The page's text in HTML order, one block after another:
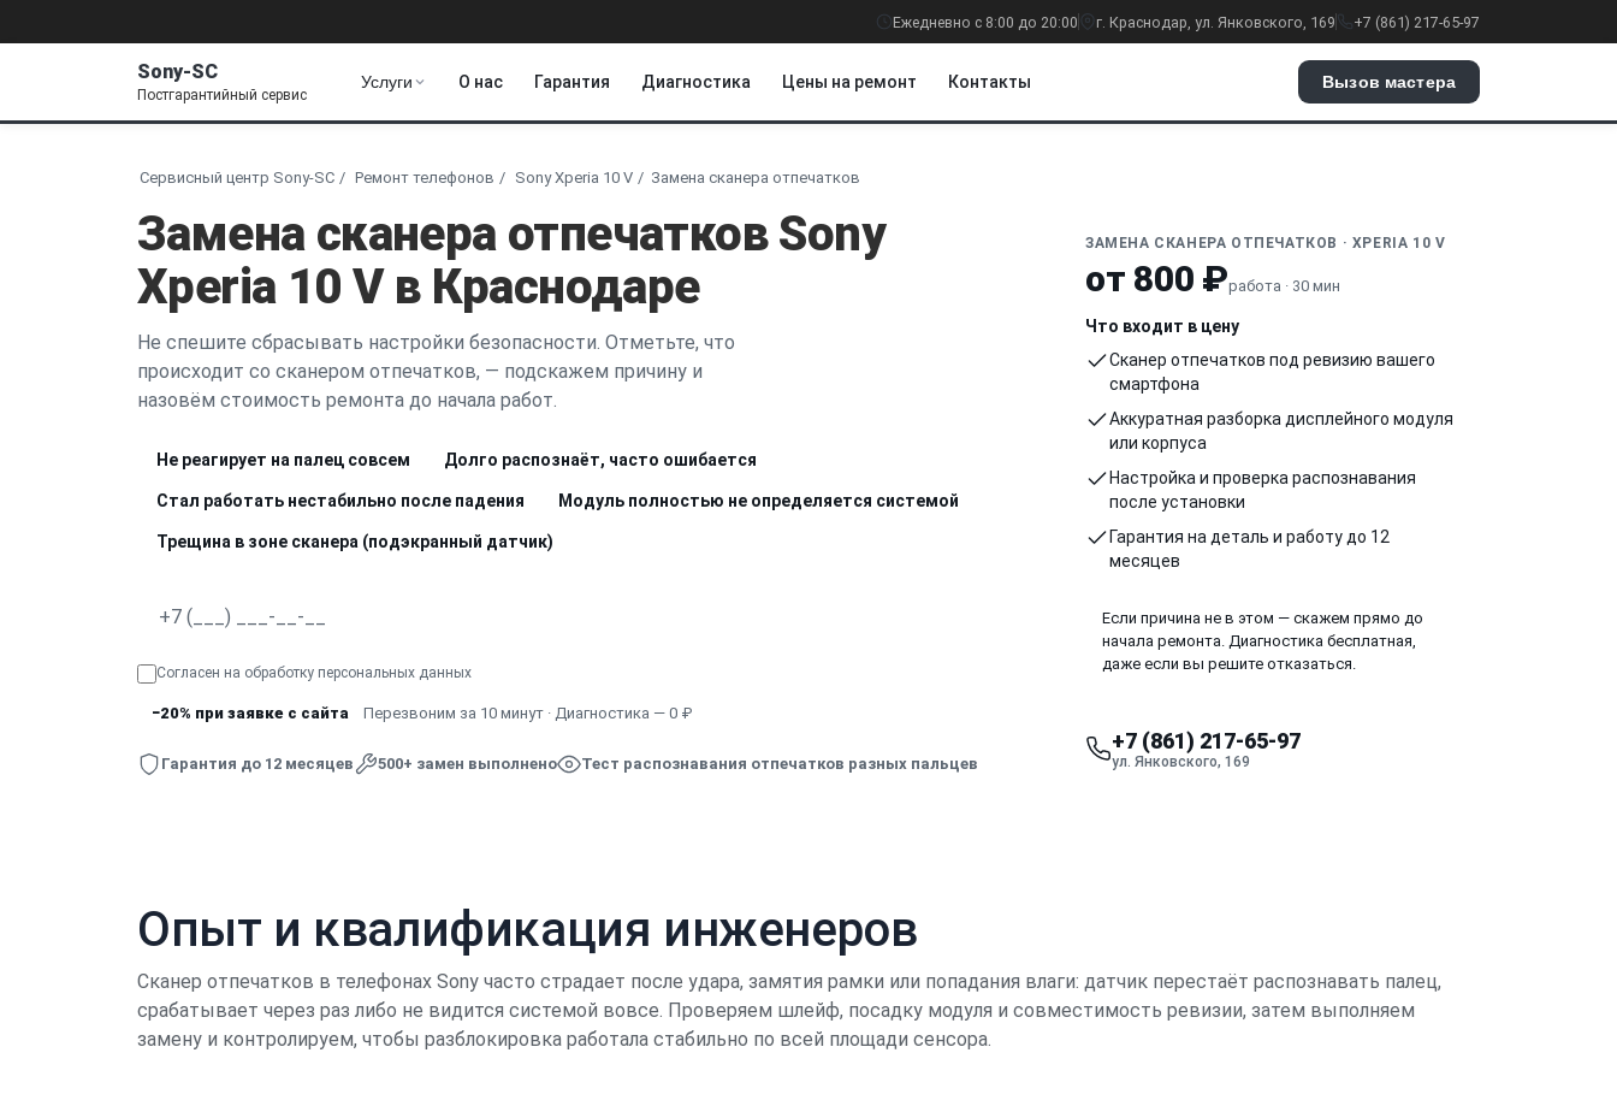
Ежедневно с 8:00 до 20:00 г. Краснодар, ул. Янковского, 169 +7 (861) 217-65-97
Sony-SC
Постгарантийный сервис
Услуги О нас Гарантия Диагностика Цены на ремонт Контакты Вызов мастера
Сервисный центр Sony-SC Ремонт телефонов Sony Xperia 10 V Замена сканера отпечатков
Замена сканера отпечатков Sony
Xperia 10 V в Краснодаре
Не спешите сбрасывать настройки безопасности. Отметьте, что
происходит со сканером отпечатков, — подскажем причину и
назовём стоимость ремонта до начала работ.
Не реагирует на палец совсем Долго распознаёт, часто ошибается
Стал работать нестабильно после падения Модуль полностью не определяется системой
Трещина в зоне сканера (подэкранный датчик)
Согласен на обработку персональных данных
−20% при заявке с сайта Перезвоним за 10 минут · Диагностика — 0 ₽
Гарантия до 12 месяцев 500+ замен выполнено Тест распознавания отпечатков разных пальцев
ЗАМЕНА СКАНЕРА ОТПЕЧАТКОВ · XPERIA 10 V
от 800 ₽работа · 30 мин
Что входит в цену
Сканер отпечатков под ревизию вашего
смартфона
Аккуратная разборка дисплейного модуля
или корпуса
Настройка и проверка распознавания
после установки
Гарантия на деталь и работу до 12
месяцев
Если причина не в этом — скажем прямо до
начала ремонта. Диагностика бесплатная,
даже если вы решите отказаться.
+7 (861) 217-65-97
ул. Янковского, 169
Опыт и квалификация инженеров
Сканер отпечатков в телефонах Sony часто страдает после удара, замятия рамки или попадания влаги: датчик перестаёт распознавать палец,
срабатывает через раз либо не видится системой вовсе. Проверяем шлейф, посадку модуля и совместимость ревизии, затем выполняем
замену и контролируем, чтобы разблокировка работала стабильно по всей площади сенсора.